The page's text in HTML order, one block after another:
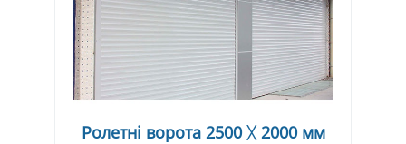
Ролетні ворота 2500 ᚷ 2000 мм